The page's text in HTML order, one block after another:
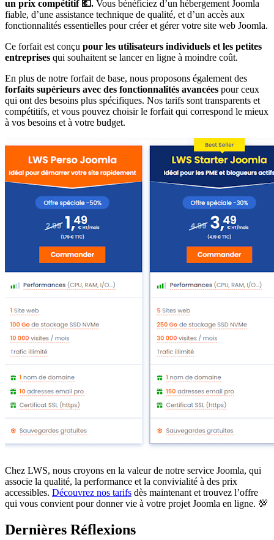
un prix compétitif 💶. Vous bénéficiez d’un hébergement Joomla
fiable, d’une assistance technique de qualité, et d’un accès aux
fonctionnalités essentielles pour créer et gérer votre site web Joomla.
Ce forfait est conçu pour les utilisateurs individuels et les petites
entreprises qui souhaitent se lancer en ligne à moindre coût.
En plus de notre forfait de base, nous proposons également des
forfaits supérieurs avec des fonctionnalités avancées pour ceux
qui ont des besoins plus spécifiques. Nos tarifs sont transparents et
compétitifs, et vous pouvez choisir le forfait qui correspond le mieux
à vos besoins et à votre budget.
Chez LWS, nous croyons en la valeur de notre service Joomla, qui
associe la qualité, la performance et la convivialité à des prix
accessibles. Découvrez nos tarifs dès maintenant et trouvez l’offre
qui vous convient pour donner vie à votre projet Joomla en ligne. 💯
Dernières Réflexions